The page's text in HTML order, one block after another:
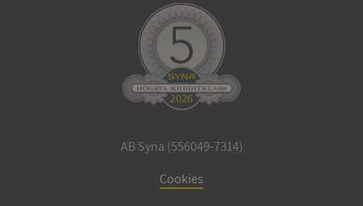
AB Syna (556049-7314)
Cookies
ASP.NET_SessionId
Microsoft
Corporation
de.syna.se